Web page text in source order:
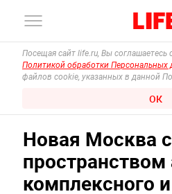
Посещая сайт life.ru, Вы
Политикой обработки Персональных
файлов cookie, указанных в данной
ОК
Новая Москва
пространством
комплексного и